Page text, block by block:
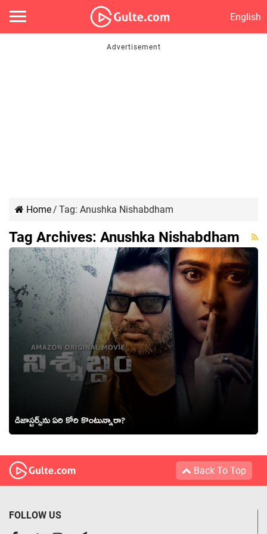
English
Home/ Tag: Anushka Nishabdham
Tag Archives: Anushka Nishabdham
డిజాస్టర్స్‌ను ఏరి కోరి కొంటున్నారా?
Back To Top
FOLLOW US